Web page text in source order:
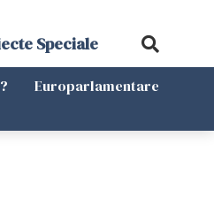
Speciale
Europarlamentare